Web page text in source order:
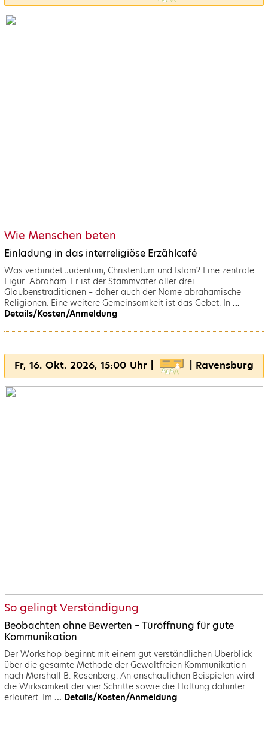
Wie Menschen beten
Einladung in das interreligiöse Erzählcafé
Was verbindet Judentum, Christentum und Islam? Eine zentrale
Figur: Abraham. Er ist der Stammvater aller drei
Glaubenstraditionen – daher auch der Name abrahamische
Religionen. Eine weitere Gemeinsamkeit ist das Gebet. In...
Details/Kosten/Anmeldung
Fr, 16. Okt. 2026, 15:00 Uhr | | Ravensburg
So gelingt Verständigung
Beobachten ohne Bewerten – Türöffnung für gute
Kommunikation
Der Workshop beginnt mit einem gut verständlichen Überblick
über die gesamte Methode der Gewaltfreien Kommunikation
nach Marshall B. Rosenberg. An anschaulichen Beispielen wird
die Wirksamkeit der vier Schritte sowie die Haltung dahinter
erläutert. Im ... Details/Kosten/Anmeldung